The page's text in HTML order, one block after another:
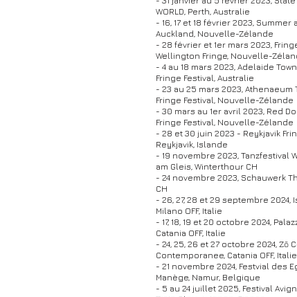
WORLD, Perth, Australie
- 16, 17 et 18 février 2023, Summer
Auckland, Nouvelle-Zélande
- 28 février et 1er mars 2023,
Wellington Fringe, Nouvelle-
- 4 au 18 mars 2023, Adelaide
Fringe Festival, Australie
- 23 au 25 mars 2023, Athenaeum
Fringe Festival, Nouvelle-Zélande
- 30 mars au 1er avril 2023, Red
Fringe Festival, Nouvelle-Zélande
- 28 et 30 juin 2023 - Reykjavik
Reykjavik, Islande
- 19 novembre 2023, Tanzfestival
am Gleis, Winterthour CH
- 24 novembre 2023, Schauwerk
CH
- 26, 27, 28 et 29 septembre 2024,
Milano OFF, Italie
- 17, 18, 19 et 20 octobre 2024,
Catania OFF, Italie
- 24, 25, 26 et 27 octobre 2024, Zō
Contemporanee, Catania OFF, Italie
- 21 novembre 2024, Festvial des
Manège, Namur, Belgique
- 5 au 24 juillet 2025, Festival